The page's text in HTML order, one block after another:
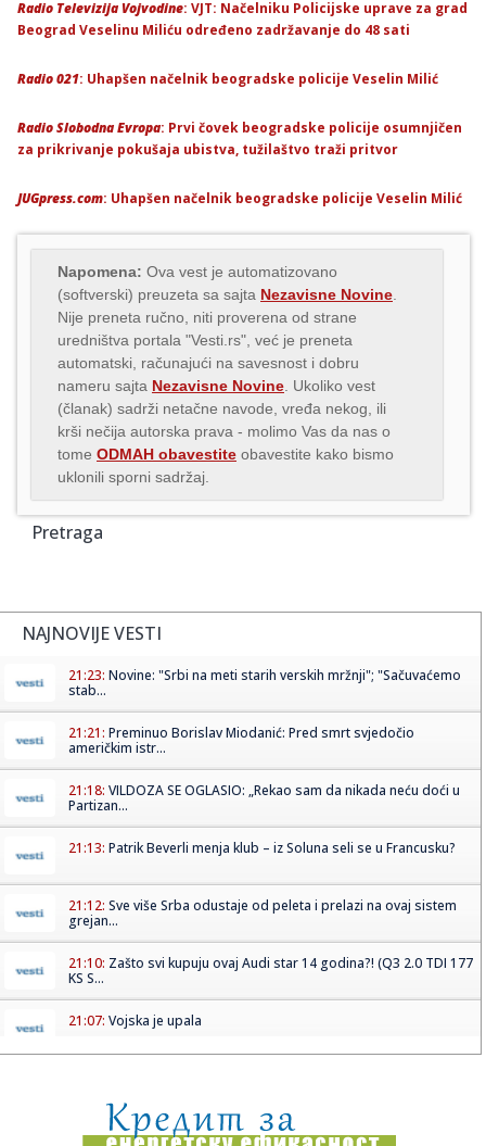
Radio Televizija Vojvodine: VJT: Načelniku Policijske uprave za grad
Beograd Veselinu Miliću određeno zadržavanje do 48 sati
Radio 021: Uhapšen načelnik beogradske policije Veselin Milić
Radio Slobodna Evropa: Prvi čovek beogradske policije osumnjičen
za prikrivanje pokušaja ubistva, tužilaštvo traži pritvor
JUGpress.com: Uhapšen načelnik beogradske policije Veselin Milić
Napomena: Ova vest je automatizovano
(softverski) preuzeta sa sajta Nezavisne Novine
Nije preneta ručno, niti proverena od strane
uredništva portala "Vesti.rs", već je preneta
automatski, računajući na savesnost i dobru
nameru sajta Nezavisne Novine . Ukoliko vest
(članak) sadrži netačne navode, vređa nekog, ili
krši nečija autorska prava - molimo Vas da nas o
tome ODMAH obavestite obavestite kako bismo
uklonili sporni sadržaj.
Pretraga
NAJNOVIJE VESTI
21:23: Novine: "Srbi na meti starih verskih mržnji"; "Sačuvaćemo
stab...
21:21: Preminuo Borislav Miodanić: Pred smrt svjedočio
američkim istr...
21:18: VILDOZA SE OGLASIO: „Rekao sam da nikada neću doći u
Partizan...
21:13: Patrik Beverli menja klub – iz Soluna seli se u Francusku?
21:12: Sve više Srba odustaje od peleta i prelazi na ovaj sistem
grejan...
21:10: Zašto svi kupuju ovaj Audi star 14 godina?! (Q3 2.0 TDI 177
KS S...
21:07: Vojska je upala
21:00:Orlići izgubili na samom kraju: Novi poraz kadeta, ovaj je